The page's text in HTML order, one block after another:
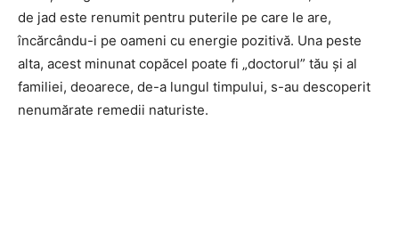
de jad este renumit pentru puterile pe care le are,
încărcându-i pe oameni cu energie pozitivă. Una peste
alta, acest minunat copăcel poate fi „doctorul” tău şi al
familiei, deoarece, de-a lungul timpului, s-au descoperit
nenumărate remedii naturiste.